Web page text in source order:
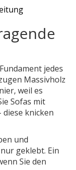
jedes
Massivholz
weil es
Sofas mit
knicken
und
geklebt. Ein
Sie den